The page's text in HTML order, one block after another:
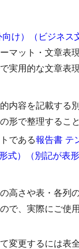
け）（ビジネ
マット・文章表
実用的な文章表
内容を記載する
形で整理するこ
である報告書 テ
式）（別記が表形
高さや表・各列
で、実際にご使
変更するには表